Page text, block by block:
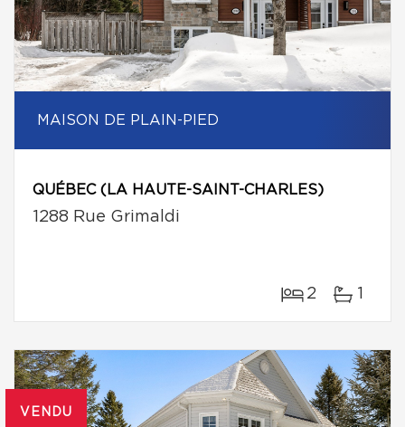
MAISON DE PLAIN-PIED
QUÉBEC (LA HAUTE-SAINT-CHARLES)
1288 Rue Grimaldi
2 1
VENDU